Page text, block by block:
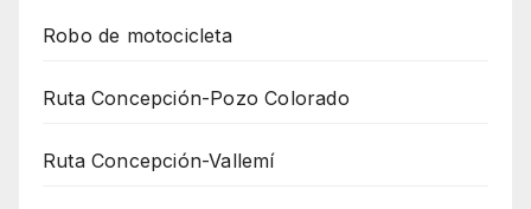
Robo de motocicleta
Ruta Concepción-Pozo Colorado
Ruta Concepción-Vallemí